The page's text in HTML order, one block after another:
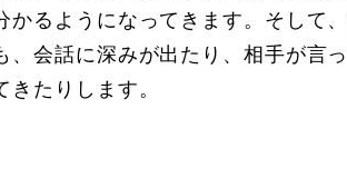
かるようになってきます。そして
、会話に深みが出たり、相手が言
きたりします。